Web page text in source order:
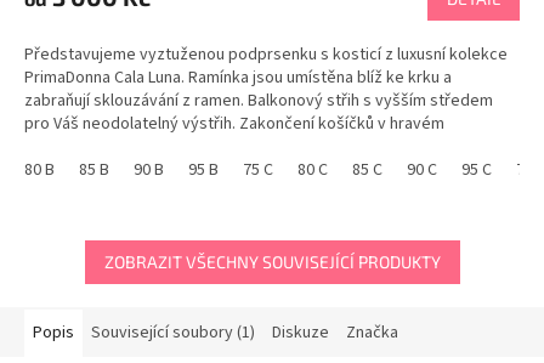
Představujeme vyztuženou podprsenku s kosticí z luxusní kolekce
PrimaDonna Cala Luna. Ramínka jsou umístěna blíž ke krku a
zabraňují sklouzávání z ramen. Balkonový střih s vyšším středem
pro Váš neodolatelný výstřih. Zakončení košíčků v hravém
80 B
85 B 90 B 95 B 75 C 80 C 85 C 90 C 95 C 70
ZOBRAZIT VŠECHNY SOUVISEJÍCÍ PRODUKTY
Popis Související soubory (1) Diskuze Značka